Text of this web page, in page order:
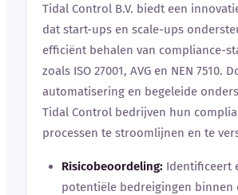
Tidal Control B.V. biedt een
dat start-ups en scale-ups
efficiënt behalen van compliance-
zoals ISO 27001, AVG en NEN 7510.
automatisering en begeleide
Tidal Control bedrijven hun
processen te stroomlijnen en te
Risicobeoordeling: Identificeert
potentiële bedreigingen binnen